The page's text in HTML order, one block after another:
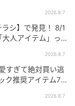
、靴（私物）
揃えたい
トップ
2026.8.7
シ】で発見！ 8/1
人アイテム」っ
2026.8.7
すぎて絶対買い逃
ク推奨アイテム7
2026.8.7